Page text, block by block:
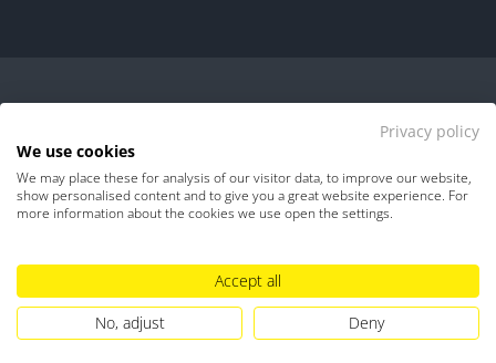
Kontakt | Über uns
Impressum
Hinweisgebersystem
Umgang mit KI
Privacy policy
We use cookies
We may place these for analysis of our visitor data, to improve our website,
show personalised content and to give you a great website experience. For
more information about the cookies we use open the settings.
Accept all
No, adjust
Deny